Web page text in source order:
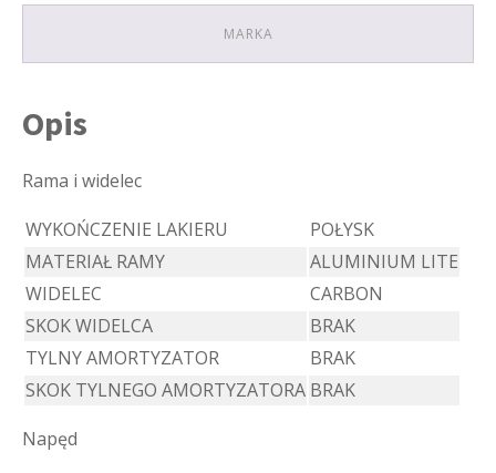
MARKA
Opis
Rama i widelec
WYKOŃCZENIE LAKIERU
POŁYSK
MATERIAŁ RAMY
ALUMINIUM LITE
WIDELEC
CARBON
SKOK WIDELCA
BRAK
TYLNY AMORTYZATOR
BRAK
SKOK TYLNEGO AMORTYZATORA BRAK
Napęd